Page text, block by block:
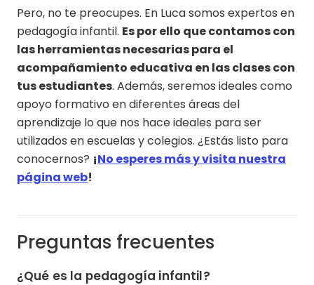
Pero, no te preocupes. En Luca somos expertos en
pedagogía infantil. Es por ello que contamos con
las herramientas necesarias para el
acompañamiento educativa en las clases con
tus estudiantes. Además, seremos ideales como
apoyo formativo en diferentes áreas del
aprendizaje lo que nos hace ideales para ser
utilizados en escuelas y colegios. ¿Estás listo para
conocernos? ¡No esperes más y visita nuestra
página web!
Preguntas frecuentes
¿Qué es la pedagogía infantil?